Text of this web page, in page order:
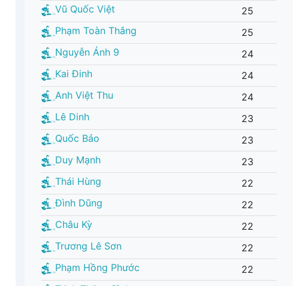
Vũ Quốc Việt
25
Phạm Toàn Thắng
25
Nguyễn Ánh 9
24
Kai Đinh
24
Anh Việt Thu
24
Lê Dinh
23
Quốc Bảo
23
Duy Mạnh
23
Thái Hùng
22
Đình Dũng
22
Châu Kỳ
22
Trương Lê Sơn
22
Phạm Hồng Phước
22